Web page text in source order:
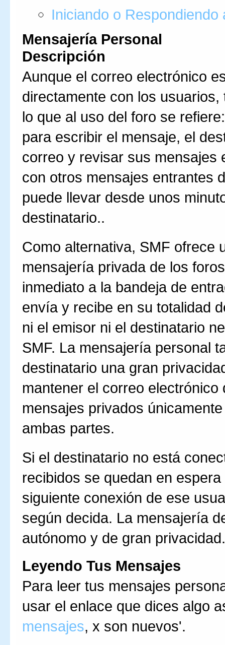
Iniciando o Respondiendo
Mensajería Personal
Descripción
Aunque el correo electrónico
directamente con los
lo que al uso del foro se
para escribir el mensaje, el
correo y revisar sus mensajes
con otros mensajes entrantes
puede llevar desde unos
destinatario..
Como alternativa, SMF ofrece
mensajería privada de los
inmediato a la bandeja de
envía y recibe en su totalidad
ni el emisor ni el destinatario
SMF. La mensajería personal
destinatario una gran
mantener el correo
mensajes privados
ambas partes.
Si el destinatario no está
recibidos se quedan en
siguiente conexión de ese
según decida. La mensajería
autónomo y de gran privacidad.
Leyendo Tus Mensajes
Para leer tus mensajes
usar el enlace que dices algo
mensajes, x son nuevos'.